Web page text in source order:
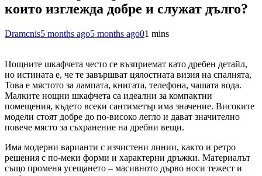
които изглежда добре и служат дълго?
Dramcnis5 months ago5 months ago01 mins
Нощните шкафчета често се възприемат като дребен детайл,
но истината е, че те завършват цялостната визия на спалнята,
Това е мястото за лампата, книгата, телефона, чашата вода.
Малките нощни шкафчета са идеални за компактни
помещения, където всеки сантиметър има значение. Високите
модели стоят добре до по-високо легло и дават значително
повече място за съхранение на дребни вещи.
Има модерни варианти с изчистени линии, както и ретро
решения с по-меки форми и характерни дръжки. Материалът
също променя усещането – масивното дърво носи тежест и